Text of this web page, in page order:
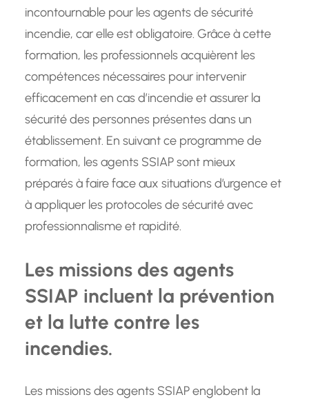
incontournable pour les agents de sécurité
incendie, car elle est obligatoire. Grâce à cette
formation, les professionnels acquièrent les
compétences nécessaires pour intervenir
efficacement en cas d’incendie et assurer la
sécurité des personnes présentes dans un
établissement. En suivant ce programme de
formation, les agents SSIAP sont mieux
préparés à faire face aux situations d’urgence et
à appliquer les protocoles de sécurité avec
professionnalisme et rapidité.
Les missions des agents
SSIAP incluent la prévention
et la lutte contre les
incendies.
Les missions des agents SSIAP englobent la